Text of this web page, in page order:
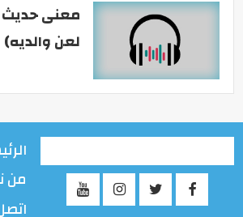
معنى حديث
لعن والديه)
من